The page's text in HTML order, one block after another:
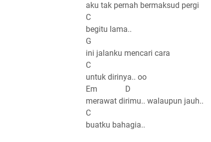
aku tak pernah bermaksud pergi
C
begitu lama..
G
ini jalanku mencari cara
C
untuk dirinya.. oo
Em D
merawat dirimu.. walaupun jauh..
C
buatku bahagia..